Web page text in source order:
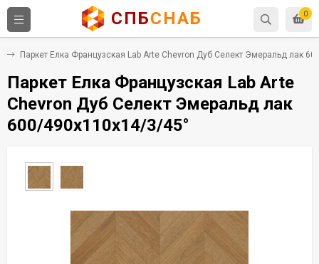
0
СПБСНАБ
Паркет Елка Французская Lab Arte Chevron Дуб Селект Эмеральд лак
Паркет Елка Французская Lab Arte
Chevron Дуб Селект Эмеральд лак
600/490х110х14/3/45°